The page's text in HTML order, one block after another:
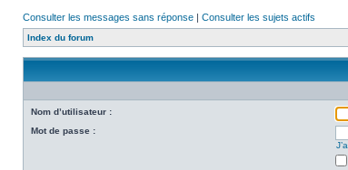
Consulter les messages sans réponse | Consulter les sujets actifs
Index du forum
Nom d’utilisateur :
Mot de passe :